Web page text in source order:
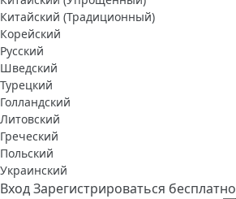
Китайский (Традиционный)
Корейский
Русский
Шведский
Турецкий
Голландский
Литовский
Греческий
Польский
Украинский
ВходЗарегистрироваться бесплатно